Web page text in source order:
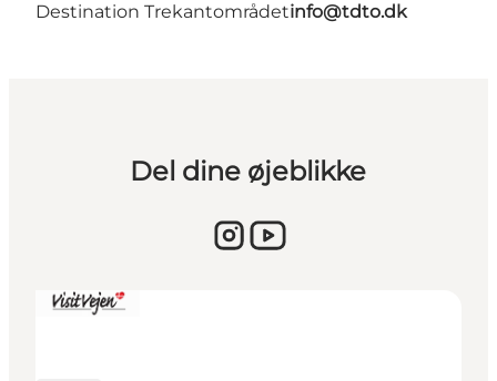
Destination Trekantområdetinfo@tdto.dk
Del dine øjeblikke